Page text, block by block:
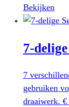
Bekijken
7-
7
gebruiken
draaiwerk. €